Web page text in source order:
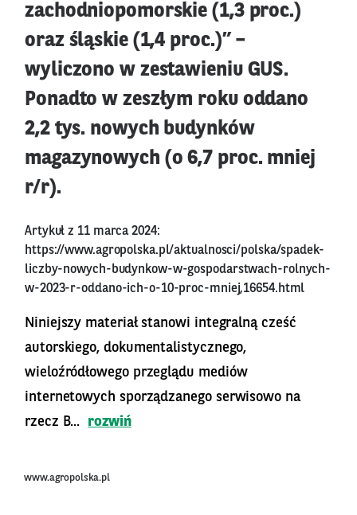
zachodniopomorskie (1,3 proc.)
oraz śląskie (1,4 proc.)” –
wyliczono w zestawieniu GUS.
Ponadto w zeszłym roku oddano
2,2 tys. nowych budynków
magazynowych (o 6,7 proc. mniej
r/r).
Artykuł z 11 marca 2024:
https://www.agropolska.pl/aktualnosci/polska/spadek-
liczby-nowych-budynkow-w-gospodarstwach-rolnych-
w-2023-r-oddano-ich-o-10-proc-mniej,16654.html
Niniejszy materiał stanowi integralną cześć
autorskiego, dokumentalistycznego,
wieloźródłowego przeglądu mediów
internetowych sporządzanego serwisowo na
rzecz B...
rozwiń
www.agropolska.pl